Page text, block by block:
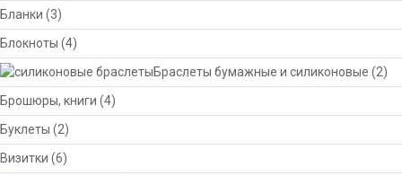
Бланки (3)
Блокноты (4)
Браслеты бумажные и силиконовые (2)
Брошюры, книги (4)
Буклеты (2)
Визитки (6)